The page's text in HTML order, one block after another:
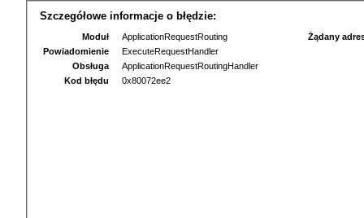
Szczegółowe informacje o błędzie:
Moduł
ApplicationRequestRouting
Powiadomienie
ExecuteRequestHandler
Obsługa
ApplicationRequestRoutingHandler
Kod błędu
0x80072ee2
Żądany